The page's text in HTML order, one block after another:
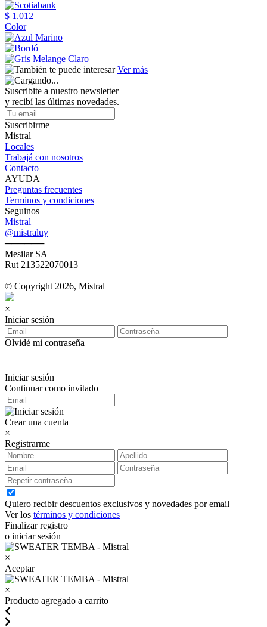
$ 1.012
Color
Ver más
Suscribite a nuestro newsletter
y recibí las últimas novedades.
Suscribirme
Mistral
Locales
Trabajá con nosotros
Contacto
AYUDA
Preguntas frecuentes
Terminos y condiciones
Seguinos
Mistral
@mistraluy
──────
Mesilar SA
Rut 213522070013
© Copyright 2026, Mistral
×
Iniciar sesión
Olvidé mi contraseña
Iniciar sesión
Continuar como invitado
Crear una cuenta
×
Registrarme
Quiero recibir descuentos exclusivos y novedades por email
Ver los términos y condiciones
Finalizar registro
o iniciar sesión
×
Aceptar
×
Producto agregado a carrito